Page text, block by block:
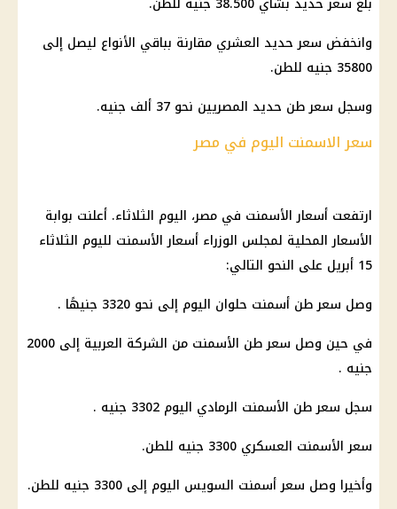
وانخفض سعر حديد العشري مقارنة بباقي الأنواع ليصل إلى
35800 جنيه للطن.
وسجل سعر طن حديد المصريين نحو 37 ألف جنيه.
سعر الاسمنت اليوم في مصر
ارتفعت أسعار الأسمنت في مصر، اليوم الثلاثاء. أعلنت بوابة
الأسعار المحلية لمجلس الوزراء أسعار الأسمنت لليوم الثلاثاء
15 أبريل على النحو التالي:
وصل سعر طن أسمنت حلوان اليوم إلى نحو 3320 جنيهًا .
في حين وصل سعر طن الأسمنت من الشركة العربية إلى 2000
جنيه .
سجل سعر طن الأسمنت الرمادي اليوم 3302 جنيه .
سعر الأسمنت العسكري 3300 جنيه للطن.
وأخيرا وصل سعر أسمنت السويس اليوم إلى 3300 جنيه للطن.